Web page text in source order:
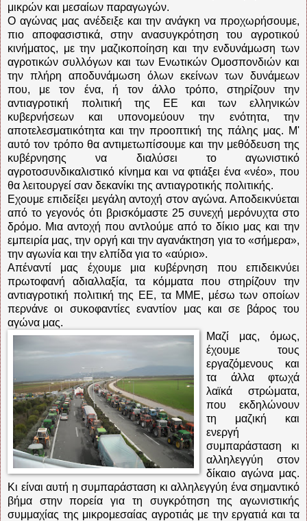
μικρών και μεσαίων παραγωγών.
Ο αγώνας μας ανέδειξε και την ανάγκη να προχωρήσουμε,
πιο αποφασιστικά, στην ανασυγκρότηση του αγροτικού
κινήματος, με την μαζικοποίηση και την ενδυνάμωση των
αγροτικών συλλόγων και των Ενωτικών Ομοσπονδιών και
την πλήρη αποδυνάμωση όλων εκείνων των δυνάμεων
που, με τον ένα, ή τον άλλο τρόπο, στηρίζουν την
αντιαγροτική πολιτική της ΕΕ και των ελληνικών
κυβερνήσεων και υπονομεύουν την ενότητα, την
αποτελεσματικότητα και την προοπτική της πάλης μας. Μ'
αυτό τον τρόπο θα αντιμετωπίσουμε και την μεθόδευση της
κυβέρνησης να διαλύσει το αγωνιστικό
αγροτοσυνδικαλιστικό κίνημα και να φτιάξει ένα «νέο», που
θα λειτουργεί σαν δεκανίκι της αντιαγροτικής πολιτικής.
Εχουμε επιδείξει μεγάλη αντοχή στον αγώνα. Αποδεικνύεται
από το γεγονός ότι βρισκόμαστε 25 συνεχή μερόνυχτα στο
δρόμο. Μια αντοχή που αντλούμε από το δίκιο μας και την
εμπειρία μας, την οργή και την αγανάκτηση για το «σήμερα»,
την αγωνία και την ελπίδα για το «αύριο».
Απέναντί μας έχουμε μια κυβέρνηση που επιδεικνύει
πρωτοφανή αδιαλλαξία, τα κόμματα που στηρίζουν την
αντιαγροτική πολιτική της ΕΕ, τα ΜΜΕ, μέσω των οποίων
περνάνε οι συκοφαντίες εναντίον μας και σε βάρος του
αγώνα μας.
Μαζί μας, όμως,
έχουμε τους
εργαζόμενους και
τα άλλα φτωχά
λαϊκά στρώματα,
που εκδηλώνουν
τη μαζική και
ενεργή
συμπαράσταση κι
αλληλεγγύη στον
δίκαιο αγώνα μας.
Κι είναι αυτή η συμπαράσταση κι αλληλεγγύη ένα σημαντικό
βήμα στην πορεία για τη συγκρότηση της αγωνιστικής
συμμαχίας της μικρομεσαίας αγροτιάς με την εργατιά και τα